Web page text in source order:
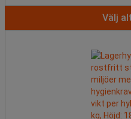
Välj